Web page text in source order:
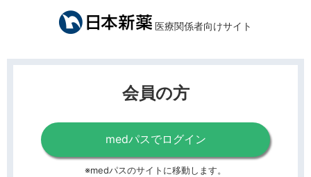
医療関係者向けサイト
会員の方
medパスでログイン
※medパスのサイトに移動します。